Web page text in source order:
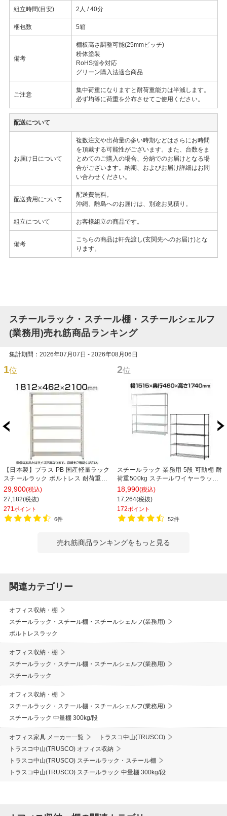
組立時間(目安) 2人 / 40分
梱包数 5箱
備考
棚板高さ調整可能(25mmピッチ)
粉体塗装
RoHS指令対応
グリーン購入法適合商品
ご注意
集中荷重になりますと耐荷重能力は半減します。
必ず均等に荷重を分布させてご使用ください。
配送について
お届け日について
複数注文や出荷量の多い時期などはさらにお時間
を頂戴する可能性がございます。また、台数をま
とめてのご購入の場合、分納でのお届けとなる場
合がございます。納期、およびお届け詳細はお問
い合わせください。
配送費用について
配送費無料。
沖縄、離島へのお届けは、別途お見積り。
組立について お客様組立の商品です。
備考
こちらの商品は軒先渡し(玄関先へのお届け)とな
ります。
スチールラック・スチール棚・スチールシェルフ
(業務用)売れ筋商品ランキング
集計期間：2026年07月07日 - 2026年08月06日
1位
【日本製】プラス PB 国産軽量ラック
スチールラック ボルトレス 耐荷重
150kg/段 天地6段 幅1812×奥行462×
高さ2100mm スチール棚 スチールシ
ェルフ 収納棚 オープンラック 収納ラ
ック
29,900(税込)
27,182(税抜)
271 ポイント
6件
2位
スチールラック 業務用 5段 可動棚 耐
荷重500kg スチールワイヤーラック
シェルゴ 幅1515×奥行460×高さ
1740mm
18,990(税込)
17,264(税抜)
172ポイント
52件
売れ筋商品ランキングをもっと見る
関連カテゴリー
オフィス収納・棚
スチールラック・スチール棚・スチールシェルフ(業務用)
ボルトレスラック
オフィス収納・棚
スチールラック・スチール棚・スチールシェルフ(業務用)
スチールラック
オフィス収納・棚
スチールラック・スチール棚・スチールシェルフ(業務用)
スチールラック 中量棚 300kg/段
オフィス家具 メーカー一覧
トラスコ中山(TRUSCO)
トラスコ中山(TRUSCO) オフィス収納
トラスコ中山(TRUSCO) スチールラック・スチール棚
トラスコ中山(TRUSCO) スチールラック 中量棚 300kg/段